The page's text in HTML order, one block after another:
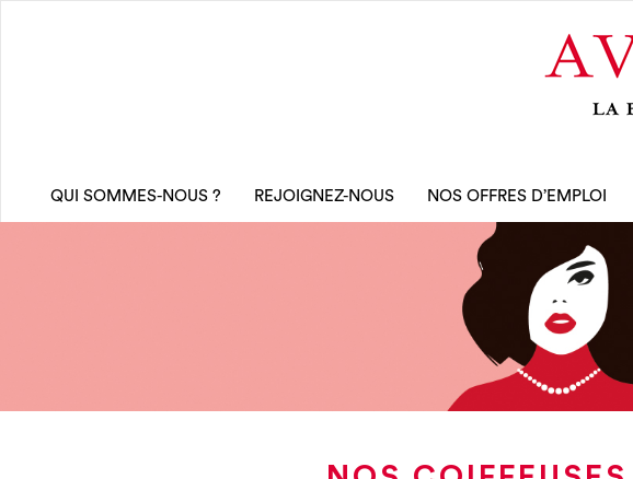
QUI SOMMES-NOUS ? REJOIGNEZ-NOUS NOS OFFRES D’EMPLOI